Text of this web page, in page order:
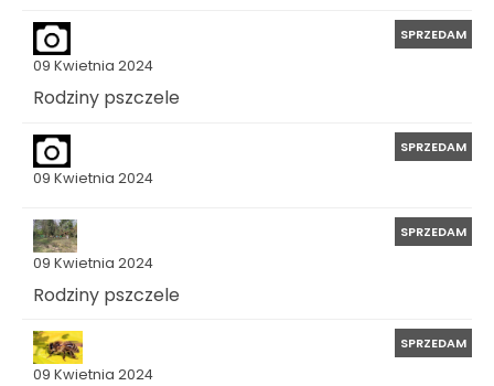
09 Kwietnia 2024
SPRZEDAM
Rodziny pszczele
09 Kwietnia 2024
SPRZEDAM
09 Kwietnia 2024
SPRZEDAM
Rodziny pszczele
09 Kwietnia 2024
SPRZEDAM